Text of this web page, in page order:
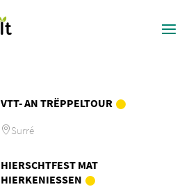
VTT- AN TRËPPELTOUR
Surré
HIERSCHTFEST MAT
HIERKENIESSEN